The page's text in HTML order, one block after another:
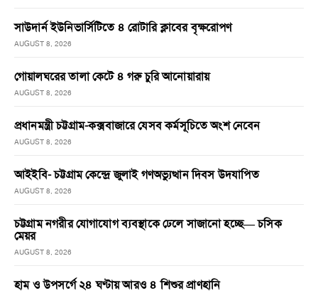
সাউদার্ন ইউনিভার্সিটিতে ৪ রোটারি ক্লাবের বৃক্ষরোপণ
AUGUST 8, 2026
গোয়ালঘরের তালা কেটে ৪ গরু চুরি আনোয়ারায়
AUGUST 8, 2026
প্রধানমন্ত্রী চট্টগ্রাম-কক্সবাজারে যেসব কর্মসূচিতে অংশ নেবেন
AUGUST 8, 2026
আইইবি- চট্টগ্রাম কেন্দ্রে জুলাই গণঅভ্যুত্থান দিবস উদযাপিত
AUGUST 8, 2026
চট্টগ্রাম নগরীর যোগাযোগ ব্যবস্থাকে ঢেলে সাজানো হচ্ছে— চসিক
মেয়র
AUGUST 8, 2026
হাম ও উপসর্গে ২৪ ঘণ্টায় আরও ৪ শিশুর প্রাণহানি